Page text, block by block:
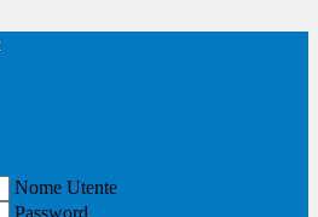
Nome Utente